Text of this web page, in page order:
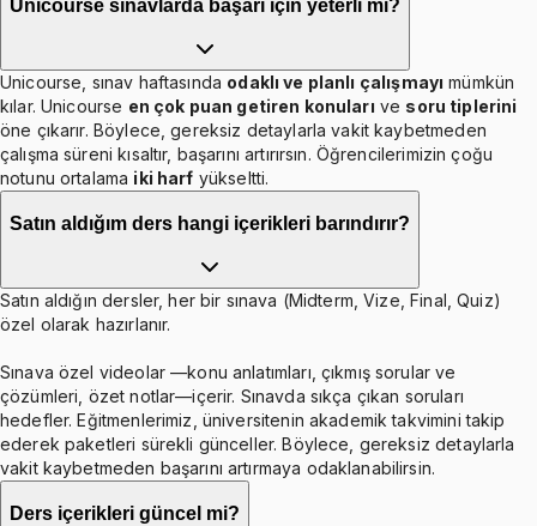
Unicourse sınavlarda başarı için yeterli mi?
Unicourse, sınav haftasında odaklı ve planlı çalışmayı mümkün
kılar. Unicourse en çok puan getiren konuları ve soru tiplerini
öne çıkarır. Böylece, gereksiz detaylarla vakit kaybetmeden
çalışma süreni kısaltır, başarını artırırsın. Öğrencilerimizin çoğu
notunu ortalama iki harf yükseltti.
Satın aldığım ders hangi içerikleri barındırır?
Satın aldığın dersler, her bir sınava (Midterm, Vize, Final, Quiz)
özel olarak hazırlanır.
Sınava özel videolar —konu anlatımları, çıkmış sorular ve
çözümleri, özet notlar—içerir. Sınavda sıkça çıkan soruları
hedefler. Eğitmenlerimiz, üniversitenin akademik takvimini takip
ederek paketleri sürekli günceller. Böylece, gereksiz detaylarla
vakit kaybetmeden başarını artırmaya odaklanabilirsin.
Ders içerikleri güncel mi?